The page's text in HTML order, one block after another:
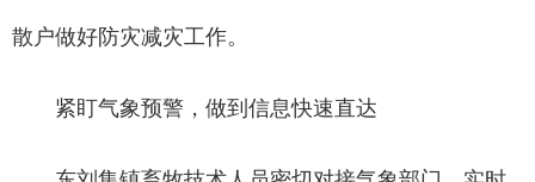
散户做好防灾减灾工作。
紧盯气象预警，做到信息快速直达